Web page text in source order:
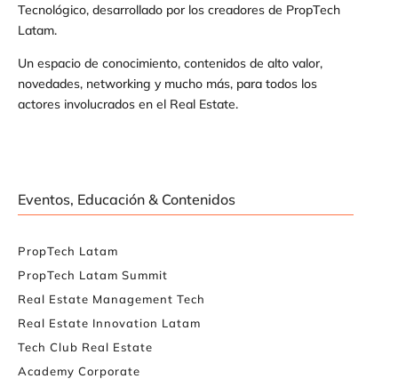
Tecnológico, desarrollado por los creadores de PropTech
Latam.
Un espacio de conocimiento, contenidos de alto valor,
novedades, networking y mucho más, para todos los
actores involucrados en el Real Estate.
Eventos, Educación & Contenidos
PropTech Latam
PropTech Latam Summit
Real Estate Management Tech
Real Estate Innovation Latam
Tech Club Real Estate
Academy Corporate